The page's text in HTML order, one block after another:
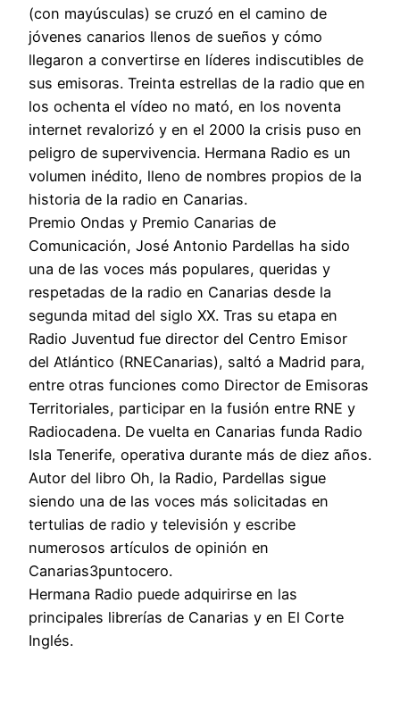
(con mayúsculas) se cruzó en el camino de
jóvenes canarios llenos de sueños y cómo
llegaron a convertirse en líderes indiscutibles de
sus emisoras. Treinta estrellas de la radio que en
los ochenta el vídeo no mató, en los noventa
internet revalorizó y en el 2000 la crisis puso en
peligro de supervivencia. Hermana Radio es un
volumen inédito, lleno de nombres propios de la
historia de la radio en Canarias.
Premio Ondas y Premio Canarias de
Comunicación, José Antonio Pardellas ha sido
una de las voces más populares, queridas y
respetadas de la radio en Canarias desde la
segunda mitad del siglo XX. Tras su etapa en
Radio Juventud fue director del Centro Emisor
del Atlántico (RNECanarias), saltó a Madrid para,
entre otras funciones como Director de Emisoras
Territoriales, participar en la fusión entre RNE y
Radiocadena. De vuelta en Canarias funda Radio
Isla Tenerife, operativa durante más de diez años.
Autor del libro Oh, la Radio, Pardellas sigue
siendo una de las voces más solicitadas en
tertulias de radio y televisión y escribe
numerosos artículos de opinión en
Canarias3puntocero.
Hermana Radio puede adquirirse en las
principales librerías de Canarias y en El Corte
Inglés.